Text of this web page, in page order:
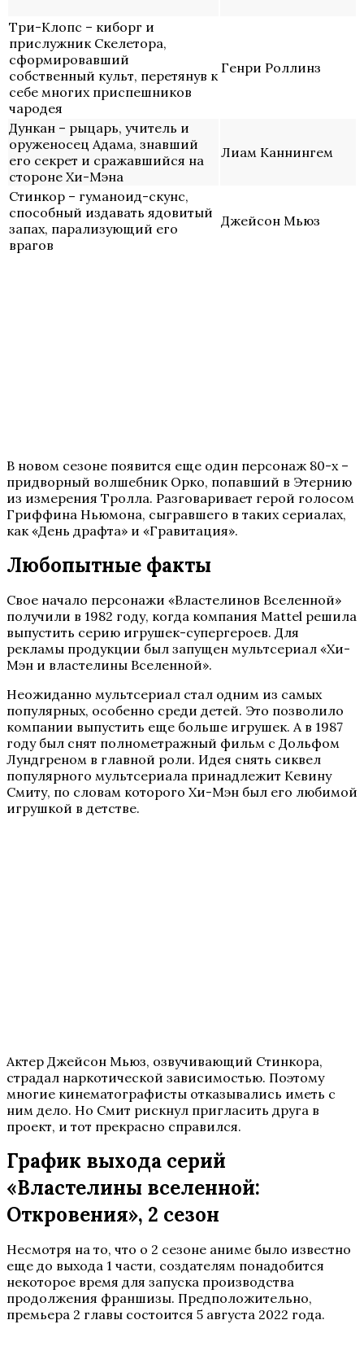
Три-Клопс – киборг и
прислужник Скелетора,
сформировавший
собственный культ, перетянув к
себе многих приспешников
чародея
Генри Роллинз
Дункан – рыцарь, учитель и
оруженосец Адама, знавший
его секрет и сражавшийся на
стороне Хи-Мэна
Лиам Каннингем
Стинкор – гуманоид-скунс,
способный издавать ядовитый
запах, парализующий его
врагов
Джейсон Мьюз
В новом сезоне появится еще один персонаж 80-х –
придворный волшебник Орко, попавший в Этернию
из измерения Тролла. Разговаривает герой голосом
Гриффина Ньюмона, сыгравшего в таких сериалах,
как «День драфта» и «Гравитация».
Любопытные факты
Свое начало персонажи «Властелинов Вселенной»
получили в 1982 году, когда компания Mattel решила
выпустить серию игрушек-супергероев. Для
рекламы продукции был запущен мультсериал «Хи-
Мэн и властелины Вселенной».
Неожиданно мультсериал стал одним из самых
популярных, особенно среди детей. Это позволило
компании выпустить еще больше игрушек. А в 1987
году был снят полнометражный фильм с Дольфом
Лундгреном в главной роли. Идея снять сиквел
популярного мультсериала принадлежит Кевину
Смиту, по словам которого Хи-Мэн был его любимой
игрушкой в детстве.
Актер Джейсон Мьюз, озвучивающий Стинкора,
страдал наркотической зависимостью. Поэтому
многие кинематографисты отказывались иметь с
ним дело. Но Смит рискнул пригласить друга в
проект, и тот прекрасно справился.
График выхода серий
«Властелины вселенной:
Откровения», 2 сезон
Несмотря на то, что о 2 сезоне аниме было известно
еще до выхода 1 части, создателям понадобится
некоторое время для запуска производства
продолжения франшизы. Предположительно,
премьера 2 главы состоится 5 августа 2022 года.